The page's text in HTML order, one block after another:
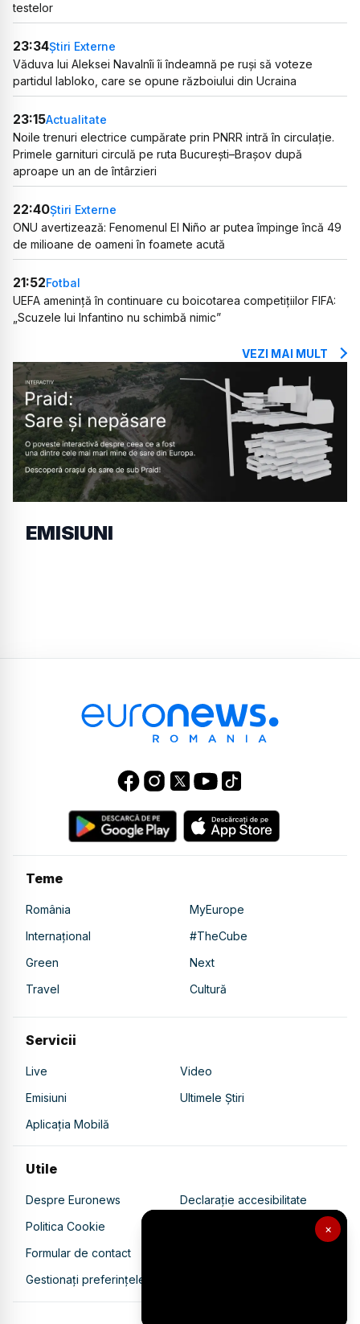
×
testelor
23:34Știri Externe
Văduva lui Aleksei Navalnîi îi îndeamnă pe ruși să voteze
partidul Iabloko, care se opune războiului din Ucraina
23:15Actualitate
Noile trenuri electrice cumpărate prin PNRR intră în circulație.
Primele garnituri circulă pe ruta București–Brașov după
aproape un an de întârzieri
22:40Știri Externe
ONU avertizează: Fenomenul El Niño ar putea împinge încă 49
de milioane de oameni în foamete acută
21:52Fotbal
UEFA amenință în continuare cu boicotarea competițiilor FIFA:
„Scuzele lui Infantino nu schimbă nimic”
VEZI MAI MULT
EMISIUNI
Teme
România
MyEurope
Internațional
#TheCube
Green
Next
Travel
Cultură
Servicii
Live
Video
Emisiuni
Ultimele Știri
Aplicația Mobilă
Utile
Despre Euronews
Declarație accesibilitate
Politica Cookie
Politica de confidențialitate
Formular de contact
Gestionați preferințele